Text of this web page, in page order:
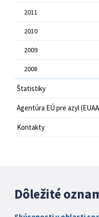
2011
2010
2009
2008
Štatistiky
Agentúra EÚ pre azyl
Kontakty
Dôležité